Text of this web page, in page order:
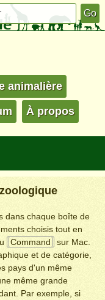
animalière
À propos
dans chaque boîte de
choisis tout en
Command
sur Mac.
et de catégorie,
pays d'un même
même grande
Par exemple, si